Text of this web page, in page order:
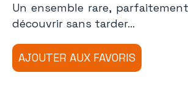
Un ensemble rare,
découvrir sans tarder...